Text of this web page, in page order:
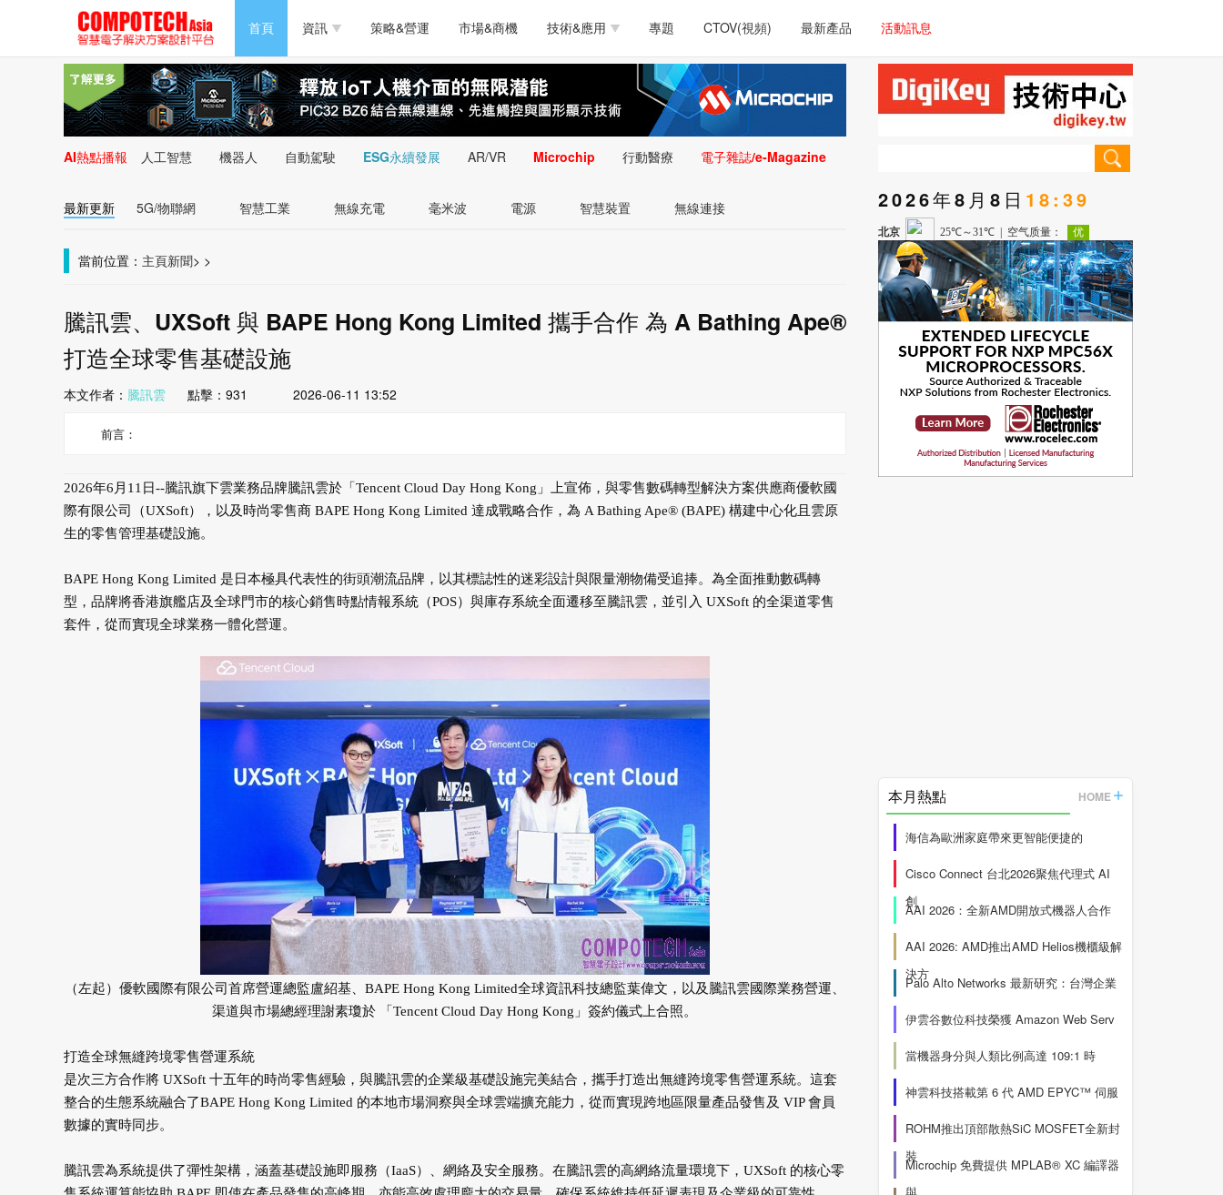
首頁 資訊
半導體/零組件 測試量測
PC/周邊 軟體/工具 醫療電子
新能源 人工智慧 安防監控
策略&營運 市場&商機 技術&應用
電源技術
醫療電子 通訊&網路
類比技術 LED/照明技術 微處理器/微控制器
嵌入技術 感測技術
專題 CTOV(視頻) 最新產品 活動訊息
PC/周邊 軟體/工具 醫療電子
新能源 人工智慧 安防監控
醫療電子 通訊&網路 介面技術
類比技術 LED/照明技術 微處理器/微控制器
嵌入技術 感測技術 量測儀器
智慧型視覺影像/監
控技術
AI熱點播報 人工智慧 機器人 自動駕駛 ESG永續發展 AR/VR Microchip 行動醫療 電子雜誌/e-Magazine
最新更新 5G/物聯網 智慧工業 無線充電 毫米波 電源 智慧裝置 無線連接
當前位置： 主頁 >
新聞 >
騰訊雲、UXSoft 與 BAPE Hong Kong Limited 攜手合作 為 A Bathing Ape®
打造全球零售基礎設施
本文作者： 騰訊雲點擊： 931 2026-06-11 13:52
前言：
2026年6月11日--騰訊旗下雲業務品牌騰訊雲於「Tencent Cloud Day Hong Kong」上宣佈，與零售數碼轉型解決方案供應商優軟國
際有限公司（UXSoft），以及時尚零售商 BAPE Hong Kong Limited 達成戰略合作，為 A Bathing Ape® (BAPE) 構建中心化且雲原
生的零售管理基礎設施。
BAPE Hong Kong Limited 是日本極具代表性的街頭潮流品牌，以其標誌性的迷彩設計與限量潮物備受追捧。為全面推動數碼轉
型，品牌將香港旗艦店及全球門市的核心銷售時點情報系統（POS）與庫存系統全面遷移至騰訊雲，並引入 UXSoft 的全渠道零售
套件，從而實現全球業務一體化營運。
（左起）優軟國際有限公司首席營運總監盧紹基、BAPE Hong Kong Limited全球資訊科技總監葉偉文，以及騰訊雲國際業務營運、
渠道與市場總經理謝素瓊於 「Tencent Cloud Day Hong Kong」簽約儀式上合照。
打造全球無縫跨境零售營運系統
是次三方合作將 UXSoft 十五年的時尚零售經驗，與騰訊雲的企業級基礎設施完美結合，攜手打造出無縫跨境零售營運系統。這套
整合的生態系統融合了BAPE Hong Kong Limited 的本地市場洞察與全球雲端擴充能力，從而實現跨地區限量產品發售及 VIP 會員
數據的實時同步。
騰訊雲為系統提供了彈性架構，涵蓋基礎設施即服務（IaaS）、網絡及安全服務。在騰訊雲的高網絡流量環境下，UXSoft 的核心零
2026年8月8日 18:39
本月熱點 HOME
海信為歐洲家庭帶來更智能便捷的
Cisco Connect 台北2026聚焦代理式 AI
創
AAI 2026：全新AMD開放式機器人合作
AAI 2026: AMD推出AMD Helios機櫃級解
決方
Palo Alto Networks 最新研究：台灣企業
伊雲谷數位科技榮獲 Amazon Web Serv
當機器身分與人類比例高達 109:1 時
神雲科技搭載第 6 代 AMD EPYC™ 伺服
ROHM推出頂部散熱SiC MOSFET全新封
裝
Microchip 免費提供 MPLAB® XC 編譯器